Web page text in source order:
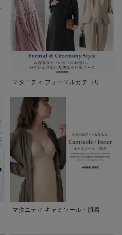
マタニティ フォーマルカテゴリ
マタニティ キャミソール・肌着